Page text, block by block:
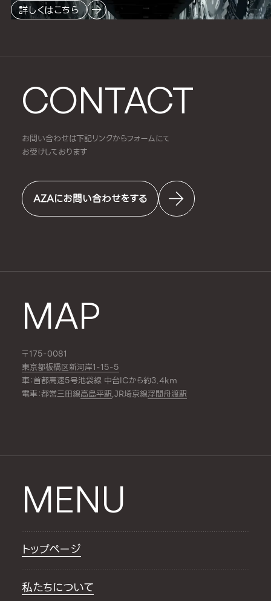
CONTACT
お問い合わせは下記リンクからフォームにて
お受けしております
AZAにお問い合わせをする
MAP
〒175-0081
東京都板橋区新河岸1-15-5
車：首都高速5号池袋線 中台ICから約3.4km
電車：都営三田線高島平駅,JR埼京線浮間舟渡駅
詳しくはこちら
MENU
トップページ
私たちについて